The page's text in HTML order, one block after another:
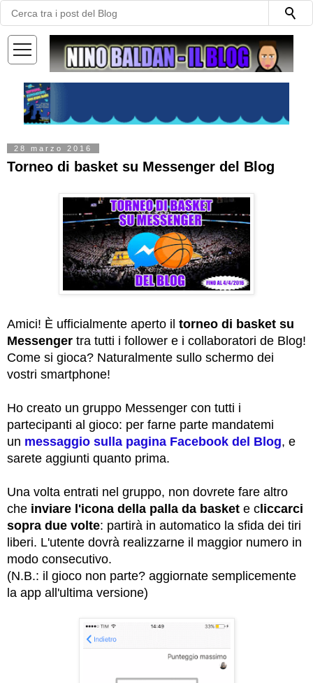
—
—
—
28 marzo 2016
Torneo di basket su Messenger del Blog
Amici! È ufficialmente aperto il torneo di basket su
Messenger tra tutti i follower e i collaboratori de Blog!
Come si gioca? Naturalmente sullo schermo dei
vostri smartphone!
Ho creato un gruppo Messenger con tutti i
partecipanti al gioco: per farne parte mandatemi
un messaggio sulla pagina Facebook del Blog, e
sarete aggiunti quanto prima.
Una volta entrati nel gruppo, non dovrete fare altro
che inviare l'icona della palla da basket e c liccarci
sopra due volte: partirà in automatico la sfida dei tiri
liberi. L'utente dovrà realizzarne il maggior numero in
modo consecutivo.
(N.B.: il gioco non parte? aggiornate semplicemente
la app all'ultima versione)